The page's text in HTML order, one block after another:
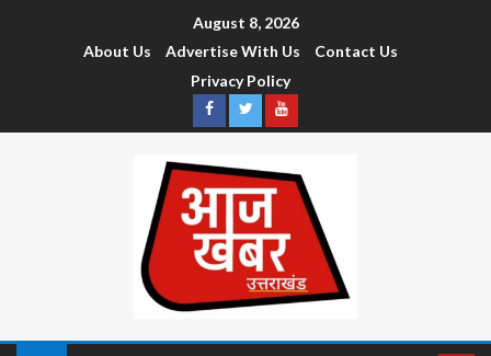
August 8, 2026
About Us
Advertise With Us
Contact Us
Privacy Policy